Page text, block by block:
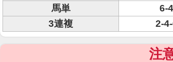
馬単
6-4
3連複
2-
注